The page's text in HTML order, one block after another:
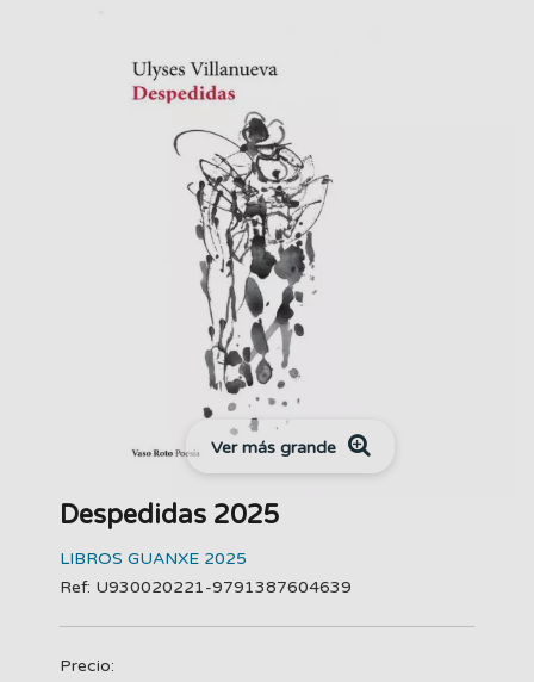
Ver más grande
Despedidas 2025
LIBROS GUANXE 2025
Ref: U930020221-9791387604639
Precio: